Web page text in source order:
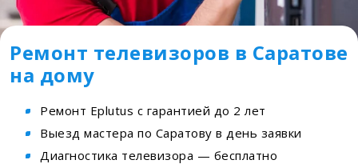
Ремонт телевизоров в Саратове
на дому
Ремонт Eplutus с гарантией до 2 лет
Выезд мастера по Саратову в день заявки
Диагностика телевизора — бесплатно